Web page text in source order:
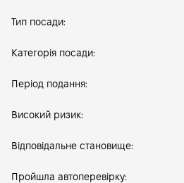
Тип посади:
Категорія посади:
Період подання:
Високий ризик:
Відповідальне становище:
Пройшла автоперевірку: